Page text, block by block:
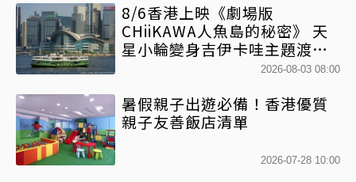
8/6香港上映《劇場版
CHiiKAWA人魚島的秘密》 天
星小輪變身吉伊卡哇主題渡輪
2026-08-03 08:00
暑假親子出遊必備！香港優質
親子友善飯店清單
2026-07-28 10:00